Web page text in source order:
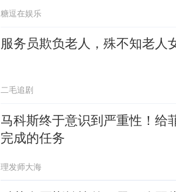
糖逗在娱乐
服务员欺负老人，殊不知老人
二毛追剧
马科斯终于意识到严重性！给
完成的任务
理发师大海